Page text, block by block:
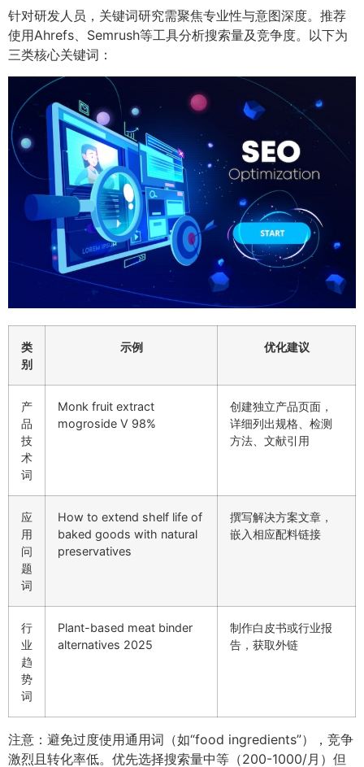
针对研发人员，关键词研究需聚焦专业性与意图深度。推荐
使用Ahrefs、Semrush等工具分析搜索量及竞争度。以下为
三类核心关键词：
类
别
示例 优化建议
产
品
技
术
词
Monk fruit extract
mogroside V 98%
创建独立产品页面，
详细列出规格、检测
方法、文献引用
应
用
问
题
词
How to extend shelf life of
baked goods with natural
preservatives
撰写解决方案文章，
嵌入相应配料链接
行
业
趋
势
词
Plant-based meat binder
alternatives 2025
制作白皮书或行业报
告，获取外链
注意：避免过度使用通用词（如“food ingredients”），竞争
激烈且转化率低。优先选择搜索量中等（200-1000/月）但